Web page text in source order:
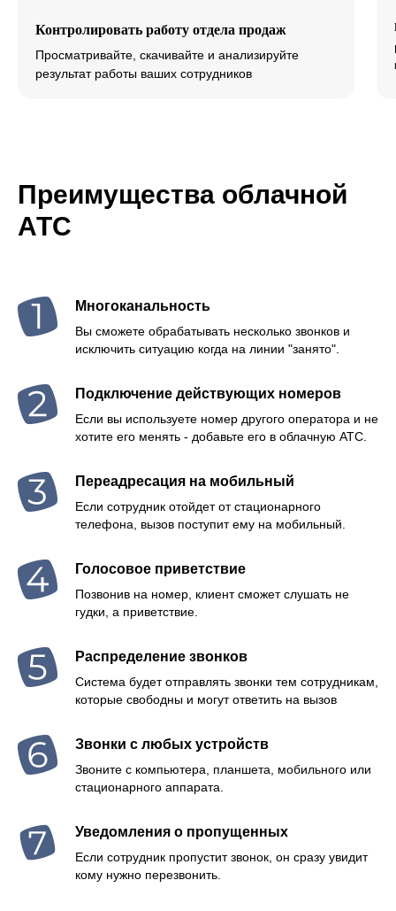
Контролировать работу отдела продаж
Просматривайте, скачивайте и анализируйте
результат работы ваших сотрудников
Преимущества облачной
АТС
Многоканальность
Вы сможете обрабатывать несколько звонков и
исключить ситуацию когда на линии "занято".
Подключение действующих номеров
Если вы используете номер другого оператора и не
хотите его менять - добавьте его в облачную АТС.
Переадресация на мобильный
Если сотрудник отойдет от стационарного
телефона, вызов поступит ему на мобильный.
Голосовое приветствие
Позвонив на номер, клиент сможет слушать не
гудки, а приветствие.
Распределение звонков
Система будет отправлять звонки тем сотрудникам,
которые свободны и могут ответить на вызов
Звонки с любых устройств
Звоните с компьютера, планшета, мобильного или
стационарного аппарата.
Уведомления о пропущенных
Если сотрудник пропустит звонок, он сразу увидит
кому нужно перезвонить.